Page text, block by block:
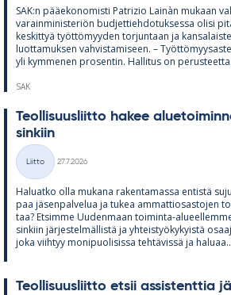
SAK:n pää­e­ko­no­misti Pat­rizio Lainàn mu­kaan
va­rain­mi­nis­te­riön bud­jet­tieh­do­tuk­sessa olisi
kes­kit­tyä työt­tö­myy­den tor­jun­taan ja
luot­ta­muk­sen vah­vis­ta­mi­seen. –
yli kym­me­nen pro­sen­tin. Hal­li­tus on
SAK
Teol­li­suus­liitto ha­kee
sin­kiin
Kategoriat
Liitto
27.7.2026
Ha­luatko olla mu­kana ra­ken­ta­massa en­tistä
paa jä­sen­pal­ve­lua ja tu­kea am­mat­tio­sas­to­jen
taa? Et­simme Uu­den­maan toi­minta-
sin­kiin jär­jes­tel­mäl­listä ja yh­teis­työ­ky­kyistä
joka viih­tyy mo­ni­puo­li­sissa teh­tä­vissä ja
Teol­li­suus­liitto et­sii as­sis­tent­tia